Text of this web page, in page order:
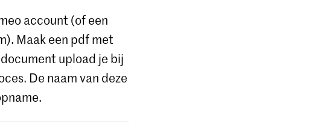
account (of een
Maak een pdf met
upload je bij
De naam van deze